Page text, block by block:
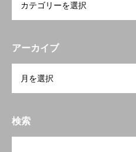
アーカイブ
検索